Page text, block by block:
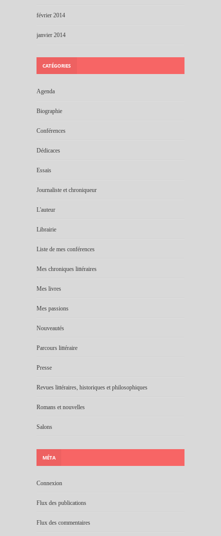
février 2014
janvier 2014
CATÉGORIES
Agenda
Biographie
Conférences
Dédicaces
Essais
Journaliste et chroniqueur
L'auteur
Librairie
Liste de mes conférences
Mes chroniques littéraires
Mes livres
Mes passions
Nouveautés
Parcours littéraire
Presse
Revues littéraires, historiques et philosophiques
Romans et nouvelles
Salons
MÉTA
Connexion
Flux des publications
Flux des commentaires